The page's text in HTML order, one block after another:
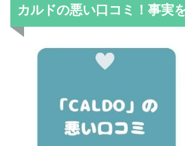
カルドの悪い口コミ！事実